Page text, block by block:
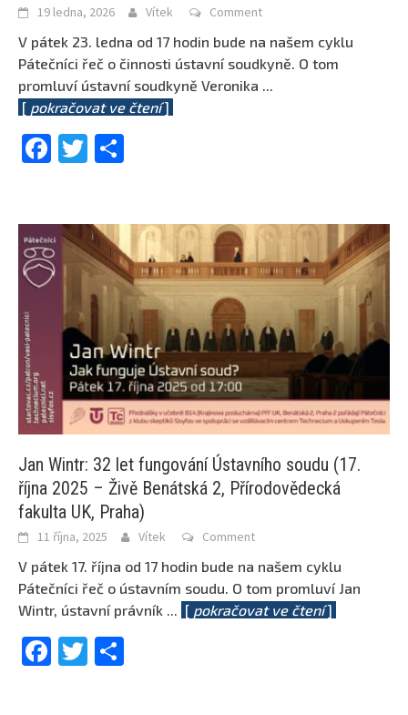
19 ledna, 2026 Vítek Comment
V pátek 23. ledna od 17 hodin bude na našem cyklu
Pátečníci řeč o činnosti ústavní soudkyně. O tom
promluví ústavní soudkyně Veronika ...
[ pokračovat ve čtení]
Facebook
Twitter
Jan Wintr: 32 let fungování Ústavního soudu (17.
října 2025 – Živě Benátská 2, Přírodovědecká
fakulta UK, Praha)
11 října, 2025 Vítek Comment
V pátek 17. října od 17 hodin bude na našem cyklu
Pátečníci řeč o ústavním soudu. O tom promluví Jan
Wintr, ústavní právník ... [ pokračovat ve čtení]
Facebook
Twitter